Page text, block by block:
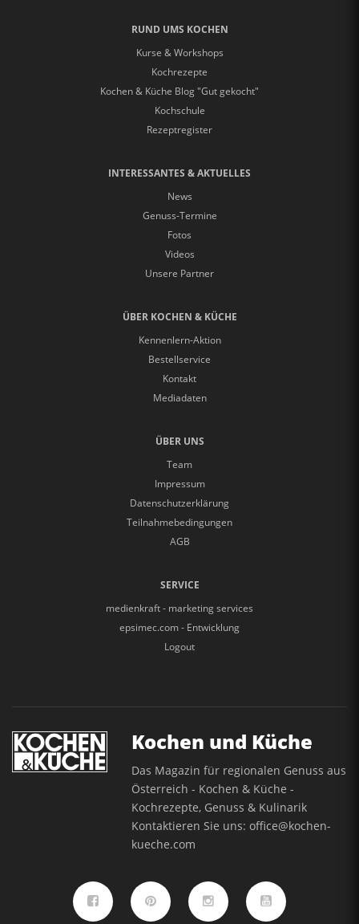
RUND UMS KOCHEN
Kurse & Workshops
Kochrezepte
Kochen & Küche Blog "Gut gekocht"
Kochschule
Rezeptregister
INTERESSANTES & AKTUELLES
News
Genuss-Termine
Fotos
Videos
Unsere Partner
ÜBER KOCHEN & KÜCHE
Kennenlern-Aktion
Bestellservice
Kontakt
Mediadaten
ÜBER UNS
Team
Impressum
Datenschutzerklärung
Teilnahmebedingungen
AGB
SERVICE
medienkraft - marketing services
epsimec.com - Entwicklung
Logout
Kochen und Küche
Das Magazin für regionalen Genuss aus
Österreich - Kochen & Küche -
Kochrezepte, Genuss & Kulinarik
Kontaktieren Sie uns:office@kochen-
kueche.com